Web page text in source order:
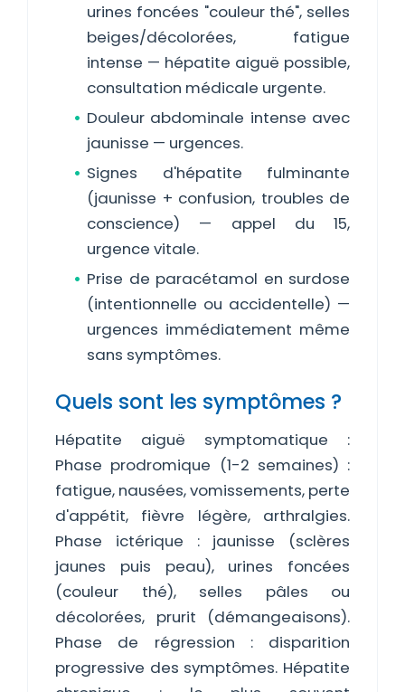
urines foncées "couleur thé", selles
beiges/décolorées, fatigue
intense — hépatite aiguë possible,
consultation médicale urgente.
Douleur abdominale intense avec
jaunisse — urgences.
Signes d'hépatite fulminante
(jaunisse + confusion, troubles de
conscience) — appel du 15,
urgence vitale.
Prise de paracétamol en surdose
(intentionnelle ou accidentelle) —
urgences immédiatement même
sans symptômes.
Quels sont les symptômes ?
Hépatite aiguë symptomatique :
Phase prodromique (1-2 semaines) :
fatigue, nausées, vomissements, perte
d'appétit, fièvre légère, arthralgies.
Phase ictérique : jaunisse (sclères
jaunes puis peau), urines foncées
(couleur thé), selles pâles ou
décolorées, prurit (démangeaisons).
Phase de régression : disparition
progressive des symptômes. Hépatite